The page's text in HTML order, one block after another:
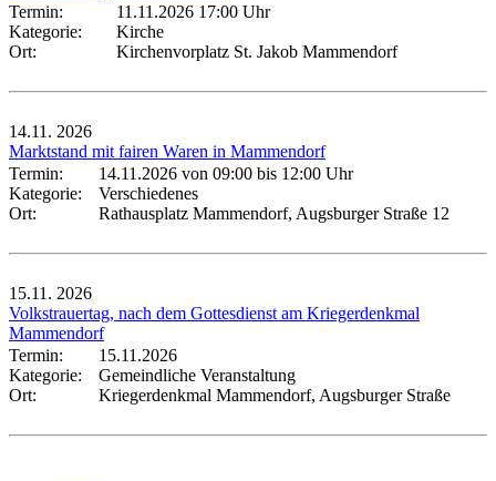
Termin:
11.11.2026 17:00 Uhr
Kategorie:
Kirche
Ort:
Kirchenvorplatz St. Jakob Mammendorf
14.11. 2026
Marktstand mit fairen Waren in Mammendorf
Termin:
14.11.2026 von 09:00 bis 12:00 Uhr
Kategorie:
Verschiedenes
Ort:
Rathausplatz Mammendorf, Augsburger Straße 12
15.11. 2026
Volkstrauertag, nach dem Gottesdienst am Kriegerdenkmal
Mammendorf
Termin:
15.11.2026
Kategorie:
Gemeindliche Veranstaltung
Ort:
Kriegerdenkmal Mammendorf, Augsburger Straße